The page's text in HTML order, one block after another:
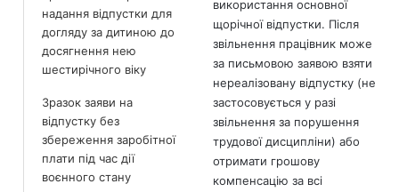
надання відпустки для
догляду за дитиною до
досягнення нею
шестирічного віку
Зразок заяви на
відпустку без
збереження заробітної
плати під час дії
воєнного стану
використання основної
щорічної відпустки. Після
звільнення працівник може
за письмовою заявою взяти
нереалізовану відпустку (не
застосовується у разі
звільнення за порушення
трудової дисципліни) або
отримати грошову
компенсацію за всі